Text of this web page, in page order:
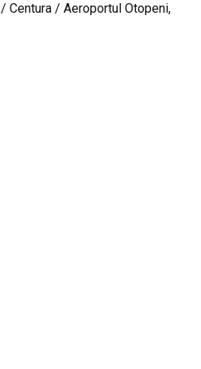
Centura / Aeroportul Otopeni,